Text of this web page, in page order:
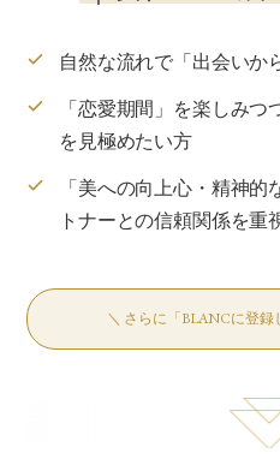
＼ さらに「BLANCに登